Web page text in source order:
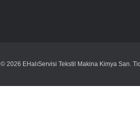
© 2026 EHalıServisi Tekstil Makina Kimya San.